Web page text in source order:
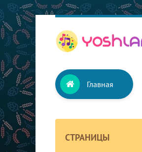
Главная
СТРАНИЦЫ